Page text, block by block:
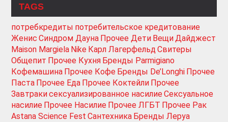
TAGS
потребкредиты потребительское кредитование
Женис Синдром Дауна Прочее Дети ВещиДайджест
Maison Margiela Nike Карл ЛагерфельдСвитеры
Общепит Прочее Кухня Бренды Parmigiano
Кофемашина Прочее Кофе Бренды De’Longhi Прочее
Паста Прочее Еда Прочее Коктейли Прочее
Завтракисексуализированное насилиеСексуальное
насилие Прочее Насилие Прочее ЛГБТ Прочее Рак
Astana Science Fest Сантехника Бренды Леруа